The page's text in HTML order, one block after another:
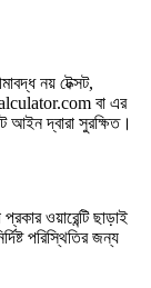
নয় টেক্সট,
বা এর
আইন দ্বারা সুরক্ষিত।
ওয়ারেন্টি ছাড়াই
পরিস্থিতির জন্য